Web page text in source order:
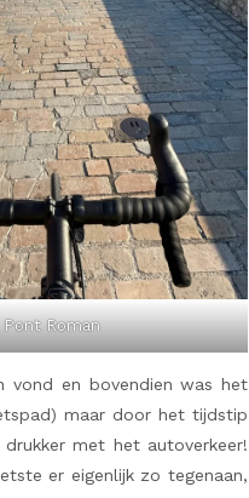
Pont Roman
vond en bovendien was het
maar door het tijdstip
met het autoverkeer!
er eigenlijk zo tegenaan,